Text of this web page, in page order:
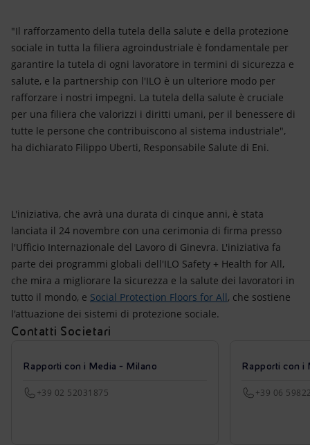
"Il rafforzamento della tutela della salute e della protezione
sociale in tutta la filiera agroindustriale è fondamentale per
garantire la tutela di ogni lavoratore in termini di sicurezza e
salute, e la partnership con l'ILO è un ulteriore modo per
rafforzare i nostri impegni. La tutela della salute è cruciale
per una filiera che valorizzi i diritti umani, per il benessere di
tutte le persone che contribuiscono al sistema industriale",
ha dichiarato Filippo Uberti, Responsabile Salute di Eni.
L'iniziativa, che avrà una durata di cinque anni, è stata
lanciata il 24 novembre con una cerimonia di firma presso
l'Ufficio Internazionale del Lavoro di Ginevra. L'iniziativa fa
parte dei programmi globali dell'ILO Safety + Health for All,
che mira a migliorare la sicurezza e la salute dei lavoratori in
tutto il mondo, e Social Protection Floors for All, che sostiene
l'attuazione dei sistemi di protezione sociale.
Contatti Societari
Rapporti con i Media - Milano
+39 02 52031875
Rapporti con i
+39 06